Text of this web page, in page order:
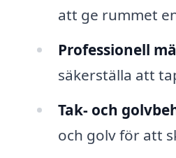
att ge rummet
Professionell
säkerställa att
Tak- och
och golv för att